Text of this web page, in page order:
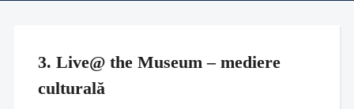
3. Live@ the Museum – mediere
culturală